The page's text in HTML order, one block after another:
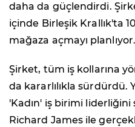
daha da güçlendirdi.
içinde Birleşik Krallık'ta
mağaza açmayı planlıyor.
Şirket, tüm iş kollarına
da kararlılıkla sürdürdü.
'Kadın' iş birimi
Richard James ile